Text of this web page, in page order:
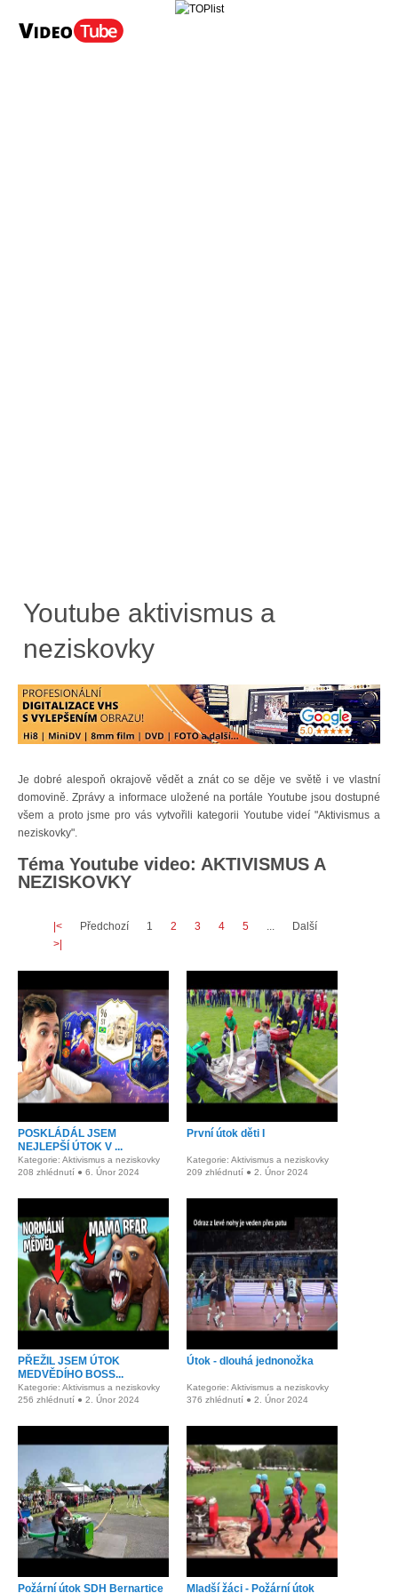
Youtube aktivismus a
neziskovky
Je dobré alespoň okrajově vědět a znát co se děje ve světě i ve vlastní
domovině. Zprávy a informace uložené na portále Youtube jsou dostupné
všem a proto jsme pro vás vytvořili kategorii Youtube videí "Aktivismus a
neziskovky".
Téma Youtube video: AKTIVISMUS A
NEZISKOVKY
|< Předchozí 1 2 3 4 5 ...
Další
>|
POSKLÁDÁL JSEM
NEJLEPŠÍ ÚTOK V ...
Kategorie: Aktivismus a neziskovky
208 zhlédnutí ● 6. Únor 2024
První útok děti I
Kategorie: Aktivismus a neziskovky
209 zhlédnutí ● 2. Únor 2024
PŘEŽIL JSEM ÚTOK
MEDVĚDÍHO BOSS...
Kategorie: Aktivismus a neziskovky
256 zhlédnutí ● 2. Únor 2024
Útok - dlouhá jednonožka
Kategorie: Aktivismus a neziskovky
376 zhlédnutí ● 2. Únor 2024
Požární útok SDH Bernartice Mladší žáci - Požární útok